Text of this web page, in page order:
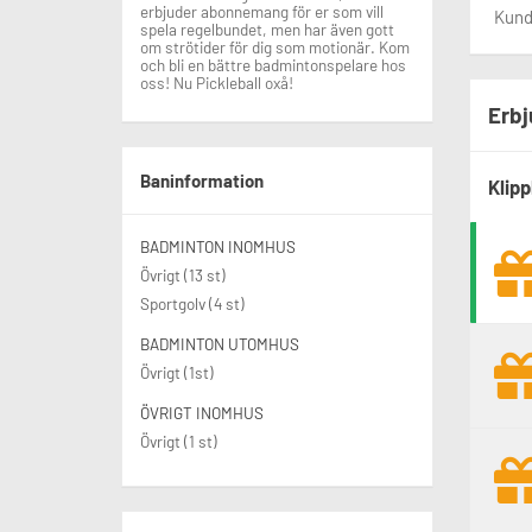
erbjuder abonnemang för er som vill
spela regelbundet, men har även gott
om strötider för dig som motionär. Kom
och bli en bättre badmintonspelare hos
oss! Nu Pickleball oxå!
Baninformation
BADMINTON INOMHUS
Övrigt (13 st)
Sportgolv (4 st)
BADMINTON UTOMHUS
Övrigt (1st)
ÖVRIGT INOMHUS
Övrigt (1 st)